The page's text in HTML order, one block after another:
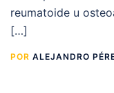
reumatoide u
[…]
POR ALEJANDRO